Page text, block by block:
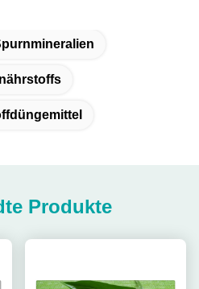
Produkte